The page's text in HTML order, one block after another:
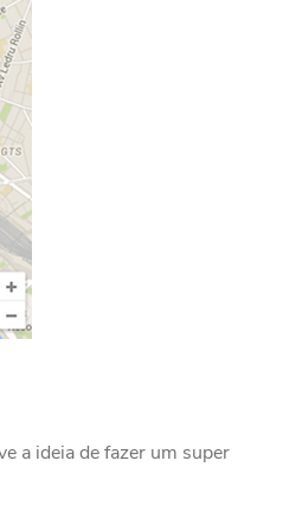
a ideia de fazer um super